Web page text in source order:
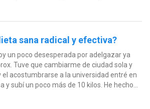
sana radical y efectiva?
un poco desesperada por adelgazar ya
Tuve que cambiarme de ciudad sola y
el acostumbrarse a la universidad entré en
y subí un poco más de 10 kilos. He hecho...